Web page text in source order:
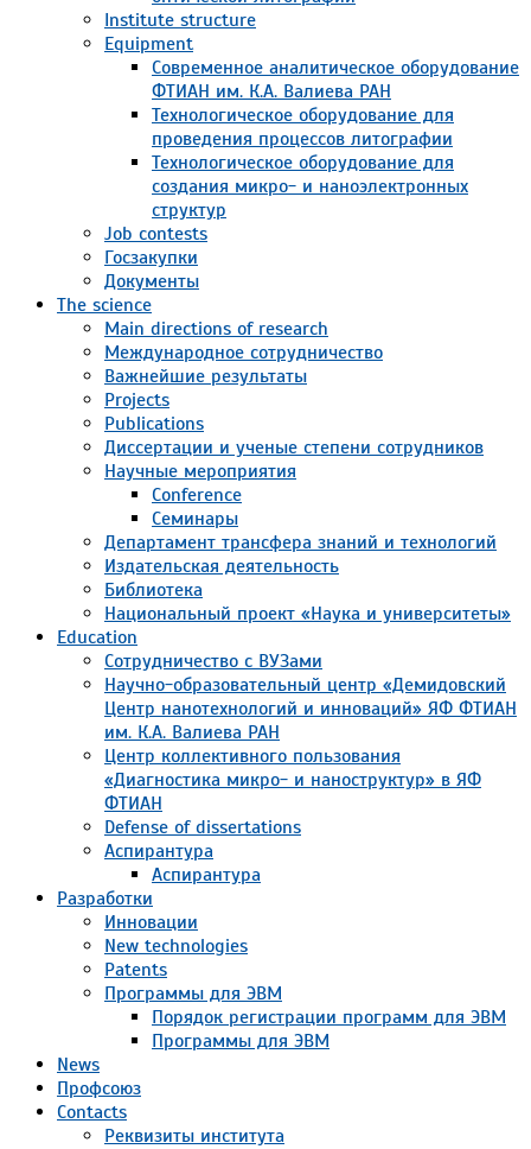
Institute structure
Equipment
Современное аналитическое оборудование
ФТИАН им. К.А. Валиева РАН
Технологическое оборудование для
проведения процессов литографии
Технологическое оборудование для
создания микро- и наноэлектронных
структур
Job contests
Госзакупки
Документы
The science
Main directions of research
Международное сотрудничество
Важнейшие результаты
Projects
Publications
Диссертации и ученые степени сотрудников
Научные мероприятия
Conference
Семинары
Департамент трансфера знаний и технологий
Издательская деятельность
Библиотека
Национальный проект «Наука и университеты»
Education
Сотрудничество с ВУЗами
Научно-образовательный центр «Демидовский
Центр нанотехнологий и инноваций» ЯФ ФТИАН
им. К.А. Валиева РАН
Центр коллективного пользования
«Диагностика микро- и наноструктур» в ЯФ
ФТИАН
Defense of dissertations
Аспирантура
Аспирантура
Разработки
Инновации
New technologies
Patents
Программы для ЭВМ
Порядок регистрации программ для ЭВМ
Программы для ЭВМ
News
Профсоюз
Contacts
Реквизиты института